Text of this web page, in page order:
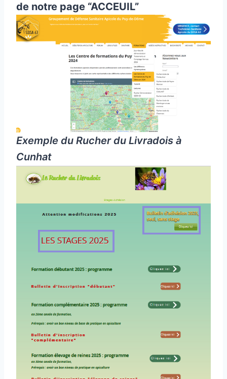
de notre page “ACCEUIL”
Exemple du Rucher du Livradois à
Cunhat